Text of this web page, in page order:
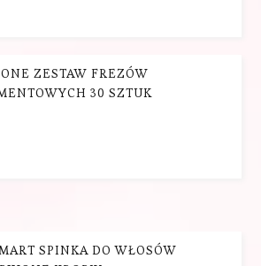
ZESTAW FREZÓW
30 SZTUK
SPINKA DO WŁOSÓW